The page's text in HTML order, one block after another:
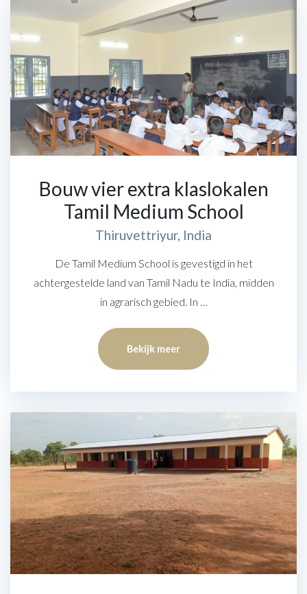
Bouw vier extra klaslokalen
Tamil Medium School
Thiruvettriyur, India
De Tamil Medium School is gevestigd in het
achtergestelde land van Tamil Nadu te India, midden
in agrarisch gebied. In …
Bekijk meer